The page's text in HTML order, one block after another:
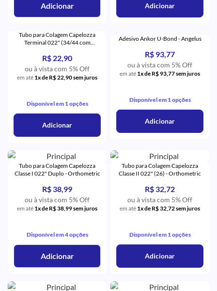
Adicionar Adicionar
Tubo para Colagem Capelozza
Terminal 022" (34/44 com
R$ 22,90
ou à vista com 5% Off
em até 1x de R$ 22,90 sem juros
Disponível em 1 opções
Adicionar
Adesivo Ankor U-Bond - Angelus
R$ 93,77
ou à vista com 5% Off
em até 1x de R$ 93,77 sem juros
Disponível em 1 opções
Adicionar
Tubo para Colagem Capelozza
Classe I 022" Duplo - Orthometric
R$ 38,99
ou à vista com 5% Off
em até 1x de R$ 38,99 sem juros
Disponível em 4 opções
Adicionar
Tubo para Colagem Capelozza
Classe II 022" (26) - Orthometric
R$ 32,72
ou à vista com 5% Off
em até 1x de R$ 32,72 sem juros
Disponível em 1 opções
Adicionar